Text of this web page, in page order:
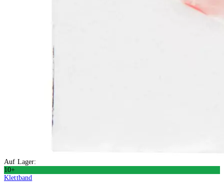
Auf Lager:
10+
Klettband